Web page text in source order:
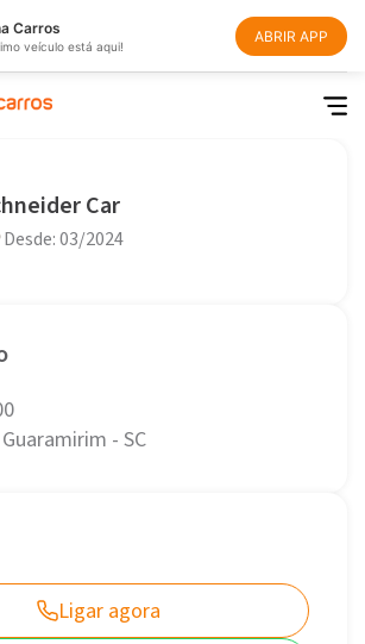
Carros
veículo está aqui!
ABRIR APP
Car
Desde: 03/2024
- SC
Ligar agora